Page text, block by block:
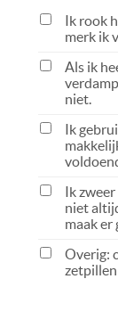
Ik rook
merk ik
Als ik
niet.
Ik
Ik
niet
maak er
Overig:
zetpillen